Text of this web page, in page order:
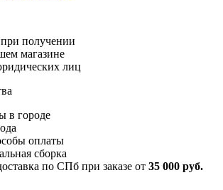
получении
магазине
лиц
в городе
оплаты
сборка
по СПб при заказе от 35 000 руб.